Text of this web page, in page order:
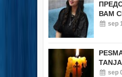
ВАМ
sep
sep